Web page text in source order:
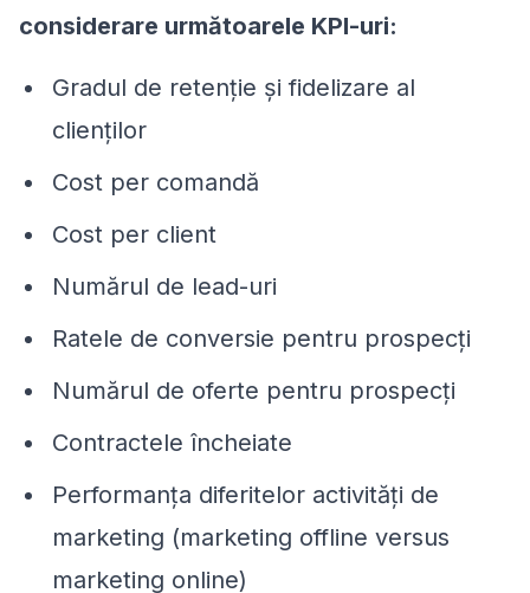
considerare următoarele KPI-uri:
Gradul de retenție și fidelizare al
clienților
Cost per comandă
Cost per client
Numărul de lead-uri
Ratele de conversie pentru prospecți
Numărul de oferte pentru prospecți
Contractele încheiate
Performanța diferitelor activități de
marketing (marketing offline versus
marketing online)